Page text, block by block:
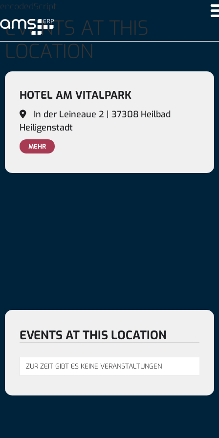
encodedScript:
EVENTS AT THIS
LOCATION
HOTEL AM VITALPARK
In der Leineaue 2 | 37308 Heilbad
Heiligenstadt
MEHR
EVENTS AT THIS LOCATION
ZUR ZEIT GIBT ES KEINE VERANSTALTUNGEN